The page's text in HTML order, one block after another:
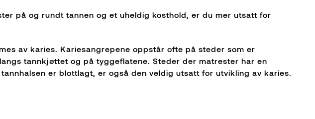
på og rundt tannen og et uheldig kosthold, er du mer utsatt for
av karies. Kariesangrepene oppstår ofte på steder som er
tannkjøttet og på tyggeflatene. Steder der matrester har en
er blottlagt, er også den veldig utsatt for utvikling av karies.